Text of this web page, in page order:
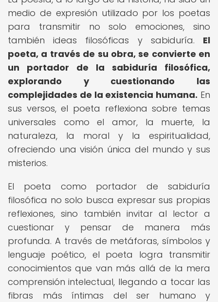
medio de expresión utilizado por los poetas
para transmitir no solo emociones, sino
también ideas filosóficas y sabiduría. El
poeta, a través de su obra, se convierte en
un portador de la sabiduría filosófica,
explorando y cuestionando las
complejidades de la existencia humana. En
sus versos, el poeta reflexiona sobre temas
universales como el amor, la muerte, la
naturaleza, la moral y la espiritualidad,
ofreciendo una visión única del mundo y sus
misterios.
El poeta como portador de sabiduría
filosófica no solo busca expresar sus propias
reflexiones, sino también invitar al lector a
cuestionar y pensar de manera más
profunda. A través de metáforas, símbolos y
lenguaje poético, el poeta logra transmitir
conocimientos que van más allá de la mera
comprensión intelectual, llegando a tocar las
fibras más íntimas del ser humano y